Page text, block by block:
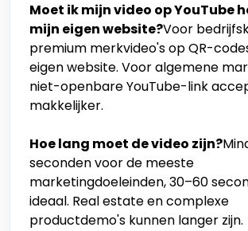
Moet ik mijn video op YouTube
mijn eigen website?Voor
premium merkvideo's op QR-
eigen website. Voor algemene
niet-openbare YouTube-link
makkelijker.
Hoe lang moet de video zijn?
seconden voor de meeste
marketingdoeleinden, 30–60
ideaal. Real estate en complexe
productdemo's kunnen langer zijn.